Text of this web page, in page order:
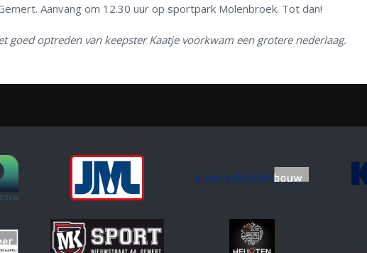
Aanvang om 12.30 uur op sportpark Molenbroek. Tot dan!
goed optreden van keepster Kaatje voorkwam een grotere nederlaag.